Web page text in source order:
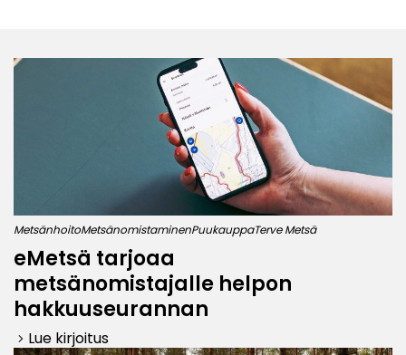
MetsänhoitoMetsänomistaminenPuukauppaTerve Metsä
eMetsä tarjoaa
metsänomistajalle helpon
hakkuuseurannan
keyboard_arrow_right Lue kirjoitus